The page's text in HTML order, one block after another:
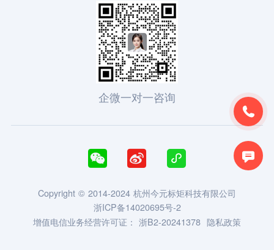


企微一对一咨询
  
Copyright © 2014-2024 杭州今元标矩科技有限公司
浙ICP备14020695号-2
增值电信业务经营许可证： 浙B2-20241378 隐私政策